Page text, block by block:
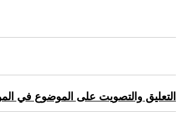
التعليق والتصويت على الموضوع في